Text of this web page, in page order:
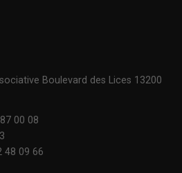
Boulevard des Lices 13200
00 08
48 09 66